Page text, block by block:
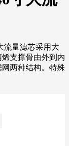
流量滤芯采用大
支撑骨由外到内
两种结构。特殊